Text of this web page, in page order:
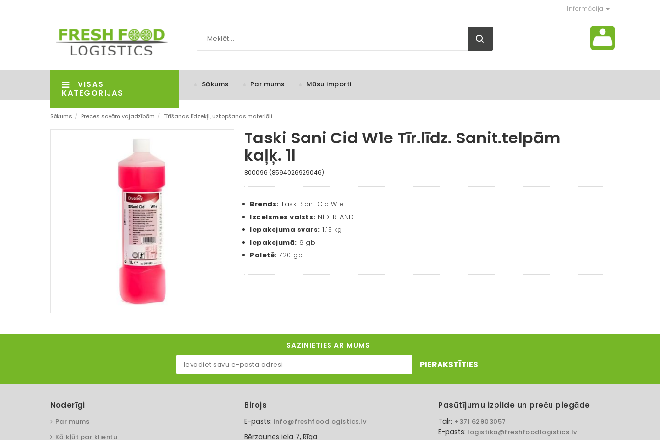
Informācija
VISAS
KATEGORIJAS
Sākums Par mums Mūsu importi
Sākums / Preces savām vajadzībām / Tīrīšanas līdzekļi, uzkopšanas materiāli
Taski Sani Cid W1e Tīr.līdz. Sanit.telpām
kaļķ. 1l
800096 (8594026929046)
Brends: Taski Sani Cid W1e
Izcelsmes valsts: NĪDERLANDE
Iepakojuma svars: 1.15 kg
Iepakojumā: 6 gb
Paletē: 720 gb
SAZINIETIES AR MUMS
PIERAKSTĪTIES
Noderīgi
Par mums
Kā kļūt par klientu
Birojs
E-pasts: info@freshfoodlogistics.lv
Bērzaunes iela 7, Rīga
Pasūtījumu izpilde un preču piegāde
Tālr: +371 62903057
E-pasts: logistika@freshfoodlogistics.lv